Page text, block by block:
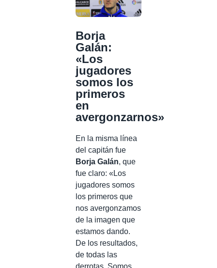
Borja
Galán:
«Los
jugadores
somos los
primeros
en
avergonzarnos»
En la misma línea
del capitán fue
Borja Galán, que
fue claro: «Los
jugadores somos
los primeros que
nos avergonzamos
de la imagen que
estamos dando.
De los resultados,
de todas las
derrotas. Somos